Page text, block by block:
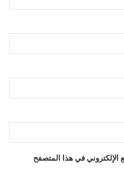
الإلكتروني في هذا المتصفح